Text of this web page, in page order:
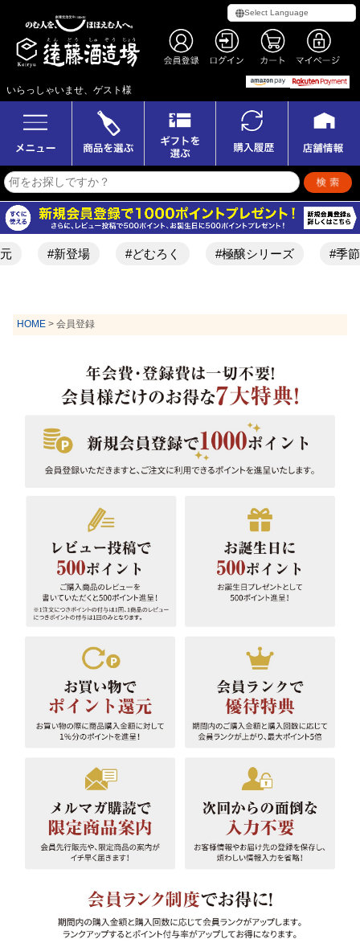
いらっしゃいませ、ゲスト様
#新登場 #どむろく #極醸シリーズ #季節
HOME 会員登録